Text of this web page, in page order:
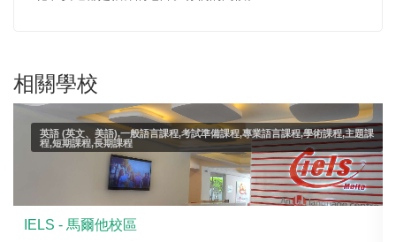
相關學校
英語 (英文、美語),一般語言課程,考試準備課程,專業語言課程,學術課程,主題課
程,短期課程,長期課程
IELS - 馬爾他校區